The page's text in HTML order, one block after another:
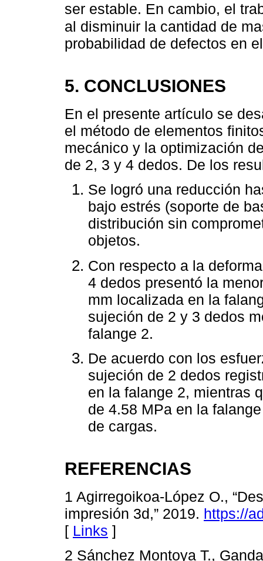
ser estable. En cambio, el
al disminuir la cantidad de
probabilidad de defectos en
5. CONCLUSIONES
En el presente artículo se
el método de elementos
mecánico y la optimización
de 2, 3 y 4 dedos. De los
Se logró una reducción
bajo estrés (soporte de
distribución sin
objetos.
Con respecto a la
4 dedos presentó la
mm localizada en la
sujeción de 2 y 3 dedos
falange 2.
De acuerdo con los
sujeción de 2 dedos
en la falange 2, mientras
de 4.58 MPa en la
de cargas.
REFERENCIAS
1 Agirregoikoa-López O.,
impresión 3d,” 2019. https://
[ Links ]
2 Sánchez Montoya T.,